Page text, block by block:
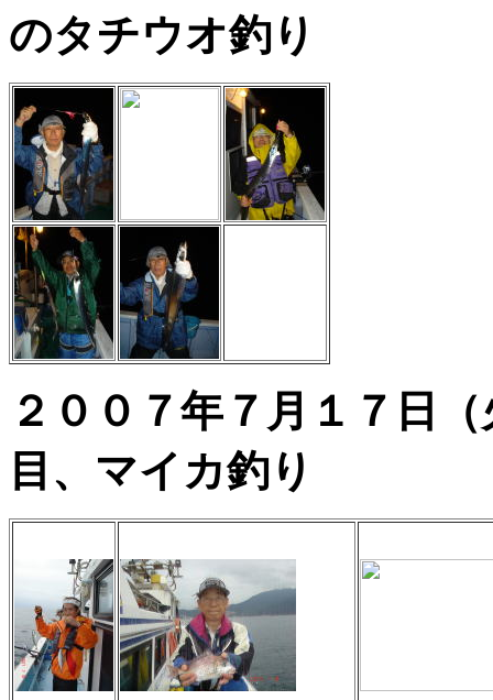
のタチウオ釣
２００７年７月１
目、マイカ釣